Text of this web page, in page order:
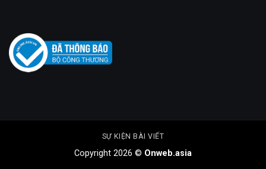
SỰ KIỆN BÀI VIẾT
Copyright 2026 © Onweb.asia